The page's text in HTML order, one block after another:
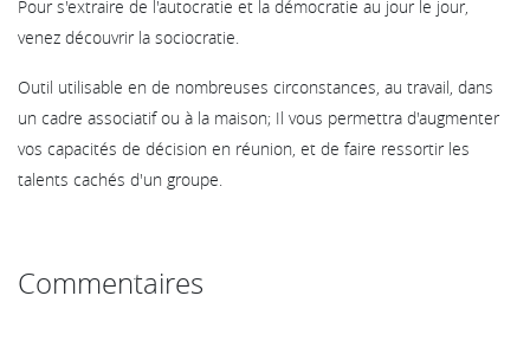
Pour s'extraire de l'autocratie et la démocratie au jour le jour,
venez découvrir la sociocratie.
Outil utilisable en de nombreuses circonstances, au travail, dans
un cadre associatif ou à la maison; Il vous permettra d'augmenter
vos capacités de décision en réunion, et de faire ressortir les
talents cachés d'un groupe.
Commentaires